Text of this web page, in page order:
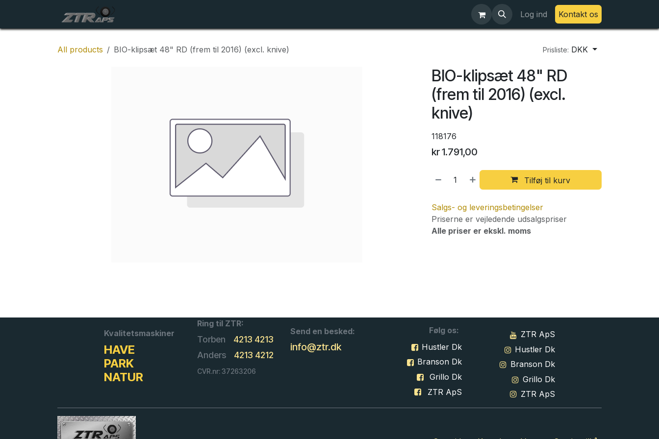
Log ind Kontakt os
All products BIO-klipsæt 48" RD (frem til 2016) (excl. knive) Prisliste: DKK
BIO-klipsæt 48" RD
(frem til 2016) (excl.
knive)
118176
kr1.791,00
Tilføj til kurv
Salgs- og leveringsbetingelser
Priserne er vejledende udsalgspriser
Alle priser er ekskl. moms
Kvalitetsmaskiner
HAVE
PARK
NATUR
Ring til ZTR:
Torben
4213 4213
Anders
4213 4212
CVR.nr: 37263206
Send en besked:
info@ztr.dk
Følg os:
Hustler Dk
Branson Dk
Grillo Dk
ZTR ApS
ZTR ApS
Hustler Dk
Branson Dk
Grillo Dk
ZTR ApS